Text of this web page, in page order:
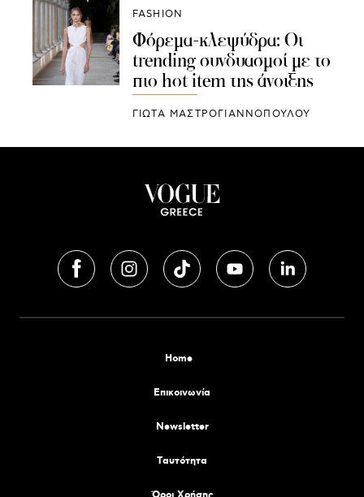
FASHION
Φόρεμα-κλεψύδρα: Οι
trending συνδυασμοί με το
πιο hot item της άνοιξης
ΓΙΩΤΑ ΜΑΣΤΡΟΓΙΑΝΝΟΠΟΥΛΟΥ
Home
Επικοινωνία
Newsletter
Tαυτότητα